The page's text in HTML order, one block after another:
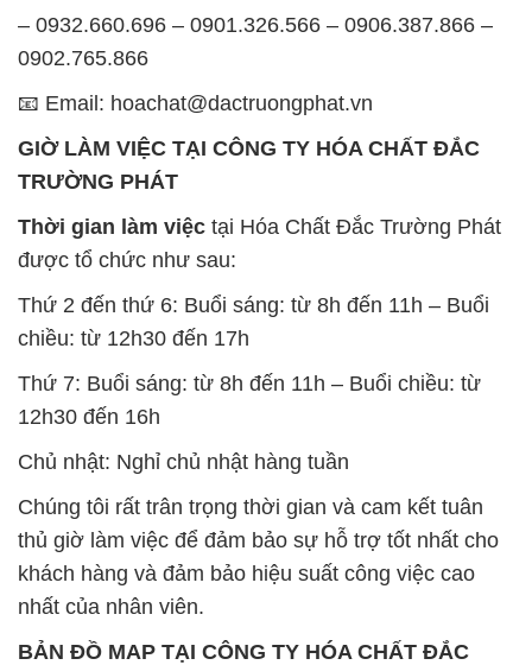
– 0932.660.696 – 0901.326.566 – 0906.387.866 –
0902.765.866
📧 Email: hoachat@dactruongphat.vn
GIỜ LÀM VIỆC TẠI CÔNG TY HÓA CHẤT ĐẮC
TRƯỜNG PHÁT
Thời gian làm việc tại Hóa Chất Đắc Trường Phát
được tổ chức như sau:
Thứ 2 đến thứ 6: Buổi sáng: từ 8h đến 11h – Buổi
chiều: từ 12h30 đến 17h
Thứ 7: Buổi sáng: từ 8h đến 11h – Buổi chiều: từ
12h30 đến 16h
Chủ nhật: Nghỉ chủ nhật hàng tuần
Chúng tôi rất trân trọng thời gian và cam kết tuân
thủ giờ làm việc để đảm bảo sự hỗ trợ tốt nhất cho
khách hàng và đảm bảo hiệu suất công việc cao
nhất của nhân viên.
BẢN ĐỒ MAP TẠI CÔNG TY HÓA CHẤT ĐẮC